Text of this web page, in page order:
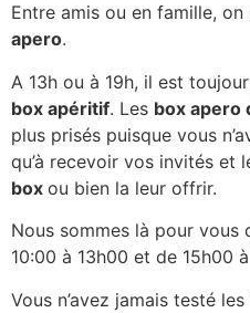
Entre amis ou en famille,
apero.
A 13h ou à 19h, il est
box apéritif. Les box apero
plus prisés puisque vous
qu’à recevoir vos invités et
box ou bien la leur offrir.
Nous sommes là pour vous
10:00 à 13h00 et de 15h00
Vous n’avez jamais testé les